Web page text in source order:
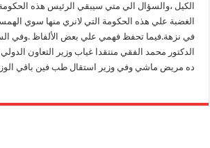
الكيل ،والسؤال الي متي سيبقي الرئيس هذه
الغضبة علي هذه الحكومة التي لانري منها سوي
في نزهة.فيما تحفظ فهمي علي بعض الألفاظ .وفي
الدكتور محمد الفقي منتقدا غياب وزير التعاون
ده مريض ماشي وفي وزير استقال طب فين باقي